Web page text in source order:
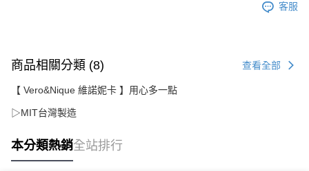
客服
商品相關分類 (8) 查看全部
【 Vero&Nique 維諾妮卡 】用心多一點
▷MIT台灣製造
本分類熱銷全站排行